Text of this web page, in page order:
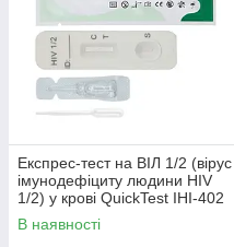
Експрес-тест на ВІЛ 1/2 (вірус
імунодефіциту людини HIV
1/2) у крові QuickTest IHI-402
В наявності